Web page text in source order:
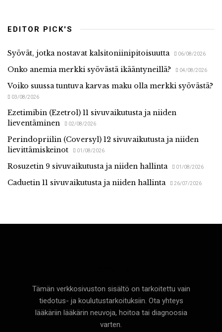
EDITOR PICK'S
Syövät, jotka nostavat kalsitoniinipitoisuutta 06/08/2026
Onko anemia merkki syövästä ikääntyneillä? 04/08/2026
Voiko suussa tuntuva karvas maku olla merkki syövästä?
03/08/2026
Ezetimibin (Ezetrol) 11 sivuvaikutusta ja niiden
lieventäminen
02/08/2026
Perindopriilin (Coversyl) 12 sivuvaikutusta ja niiden
lievittämiskeinot
01/08/2026
Rosuzetin 9 sivuvaikutusta ja niiden hallinta 01/08/2026
Caduetin 11 sivuvaikutusta ja niiden hallinta 26/07/2026
Tämän verkkosivuston sisältö on tarkoitettu vain
tiedotus- ja koulutustarkoituksiin. Ota yhteys
lääkäriin lääkärin neuvoja, hoitoa tai diagnoosia
varten.